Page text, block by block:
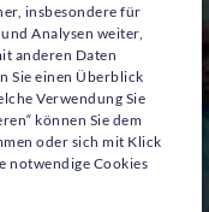
insbesondere für
Analysen weiter,
anderen Daten
Sie einen Überblick
Verwendung Sie
können Sie dem
oder sich mit Klick
notwendige Cookies